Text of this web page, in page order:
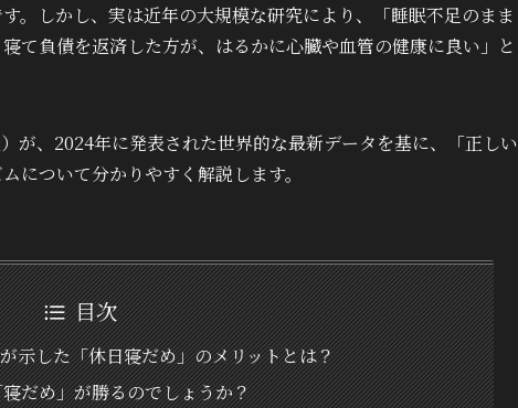
。しかし、実は近年の大規模な研究により、「睡眠不足のまま
て負債を返済した方が、はるかに心臓や血管の健康に良い」と
が、2024年に発表された世界的な最新データを基に、「正しい
について分かりやすく解説します。
目次
示した「休日寝だめ」のメリットとは？
だめ」が勝るのでしょうか？